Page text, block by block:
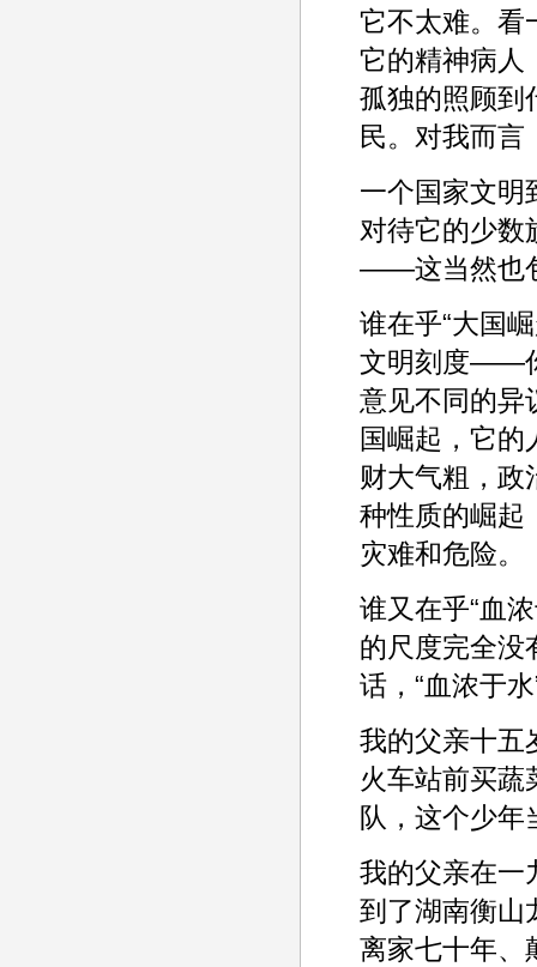
它不太难。看
它的精神病人
孤独的照顾到
民。对我而言
一个国家文明
对待它的少数
——这当然也
谁在乎“大国
文明刻度——
意见不同的异
国崛起，它的
财大气粗，政
种性质的崛起
灾难和危险。
谁又在乎“血
的尺度完全没
话，“血浓于
我的父亲十五
火车站前买蔬
队，这个少年
我的父亲在一
到了湖南衡山
离家七十年、